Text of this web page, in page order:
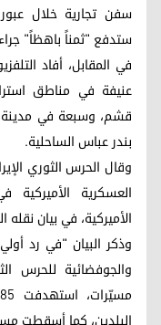
سفن تجارية خلال
ستدفع "ثمناً باهظاً"
في المقابل، أفاد
عنيفة في مناطق
قشم، وسبعة في مدينة
بندر عباس الساحلية.
وقال الحرس الثوري
العسكرية الأميركية
الأميركية، في بيان نقله
وذكر البيان "في رد
والجوفضائية للحرس